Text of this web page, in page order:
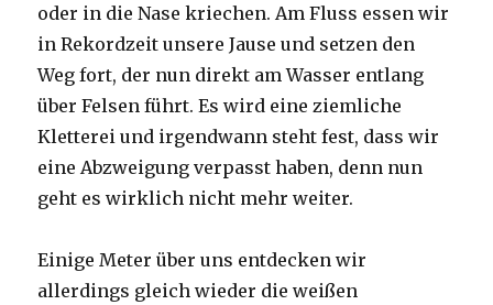
oder in die Nase kriechen. Am Fluss essen wir
in Rekordzeit unsere Jause und setzen den
Weg fort, der nun direkt am Wasser entlang
über Felsen führt. Es wird eine ziemliche
Kletterei und irgendwann steht fest, dass wir
eine Abzweigung verpasst haben, denn nun
geht es wirklich nicht mehr weiter.
Einige Meter über uns entdecken wir
allerdings gleich wieder die weißen